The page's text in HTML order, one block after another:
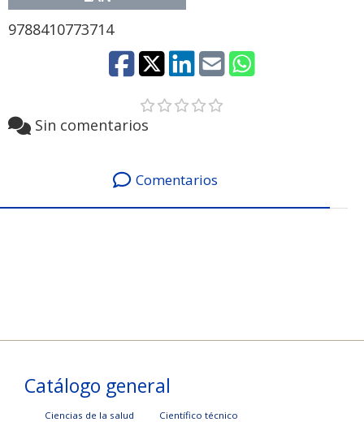
9788410773714
Sin comentarios
Comentarios
Catálogo general
Ciencias de la salud
Científico técnico